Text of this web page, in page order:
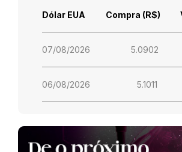
Dólar EUA Compra (R$)
07/08/2026 5.0902
06/08/2026 5.1011